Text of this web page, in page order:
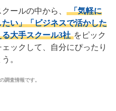
ールの中から、 「気軽に
い」「ビジネスで活かした
大手スクール3社 をピック
ックして、自分にぴったり
。
調査情報です。